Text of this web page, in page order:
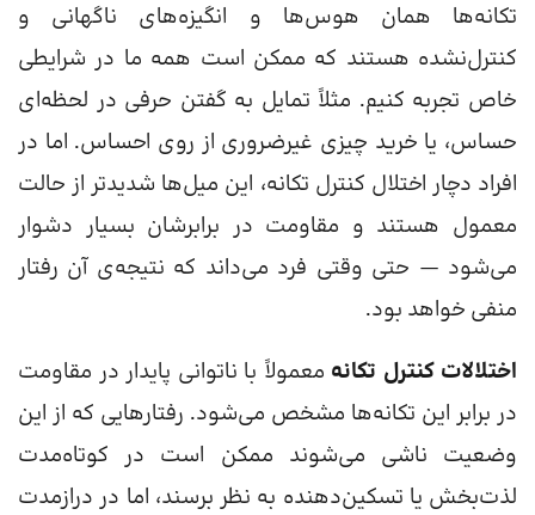
تکانه‌ها همان هوس‌ها و انگیزه‌های ناگهانی و
کنترل‌نشده هستند که ممکن است همه ما در شرایطی
خاص تجربه کنیم. مثلاً تمایل به گفتن حرفی در لحظه‌ای
حساس، یا خرید چیزی غیرضروری از روی احساس. اما در
افراد دچار اختلال کنترل تکانه، این میل‌ها شدیدتر از حالت
معمول هستند و مقاومت در برابرشان بسیار دشوار
می‌شود — حتی وقتی فرد می‌داند که نتیجه‌ی آن رفتار
منفی خواهد بود.
اختلالات کنترل تکانه معمولاً با ناتوانی پایدار در مقاومت
در برابر این تکانه‌ها مشخص می‌شود. رفتارهایی که از این
وضعیت ناشی می‌شوند ممکن است در کوتاه‌مدت
لذت‌بخش یا تسکین‌دهنده به نظر برسند، اما در درازمدت